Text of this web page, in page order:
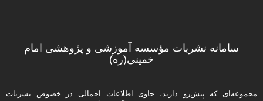
سامانه نشریات مؤسسه آموزشی و پژوهشی امام
خمینی(ره)
مجموعه‌ای که پیش‌رو دارید،‌ حاوی اطلاعات اجمالی در خصوص نشریات